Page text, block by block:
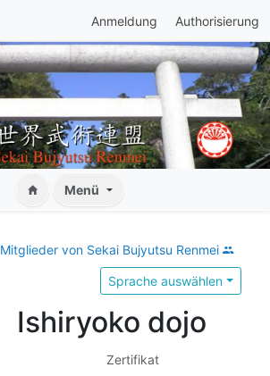
Anmeldung Authorisierung
Menü
Mitglieder von Sekai Bujyutsu Renmei
Sprache auswählen
Ishiryoko dojo
Zertifikat